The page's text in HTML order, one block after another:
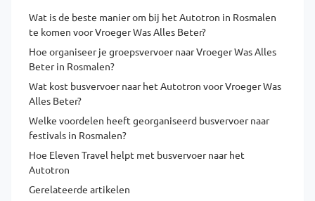
Wat is de beste manier om bij het Autotron in Rosmalen
te komen voor Vroeger Was Alles Beter?
Hoe organiseer je groepsvervoer naar Vroeger Was Alles
Beter in Rosmalen?
Wat kost busvervoer naar het Autotron voor Vroeger Was
Alles Beter?
Welke voordelen heeft georganiseerd busvervoer naar
festivals in Rosmalen?
Hoe Eleven Travel helpt met busvervoer naar het
Autotron
Gerelateerde artikelen